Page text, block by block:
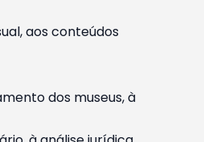
aos conteúdos
dos museus, à